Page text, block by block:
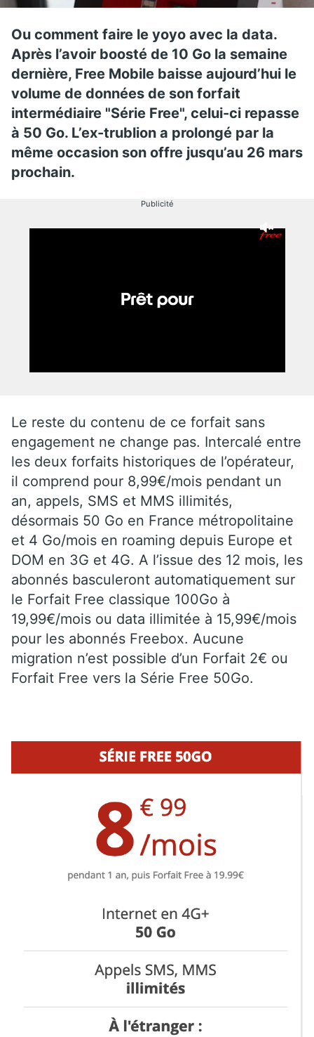
Ou comment faire le yoyo avec la data.
Après l’avoir boosté de 10 Go la semaine
dernière, Free Mobile baisse aujourd’hui le
volume de données de son forfait
intermédiaire "Série Free", celui-ci repasse
à 50 Go. L’ex-trublion a prolongé par la
même occasion son offre jusqu’au 26 mars
prochain.
Publicité
Le reste du contenu de ce forfait sans
engagement ne change pas. Intercalé entre
les deux forfaits historiques de l’opérateur,
il comprend pour 8,99€/mois pendant un
an, appels, SMS et MMS illimités,
désormais 50 Go en France métropolitaine
et 4 Go/mois en roaming depuis Europe et
DOM en 3G et 4G. A l’issue des 12 mois, les
abonnés basculeront automatiquement sur
le Forfait Free classique 100Go à
19,99€/mois ou data illimitée à 15,99€/mois
pour les abonnés Freebox. Aucune
migration n’est possible d’un Forfait 2€ ou
Forfait Free vers la Série Free 50Go.